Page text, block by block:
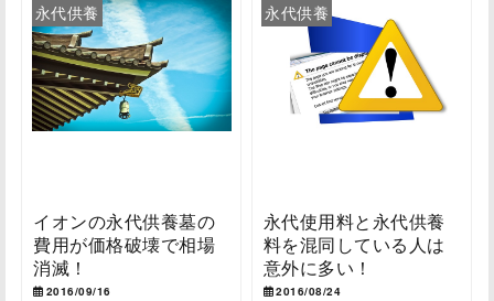
永代供養
イオンの永代供養墓の
費用が価格破壊で相場
消滅！
2016/09/16
永代供養
永代使用料と永代供養
料を混同している人は
意外に多い！
2016/08/24